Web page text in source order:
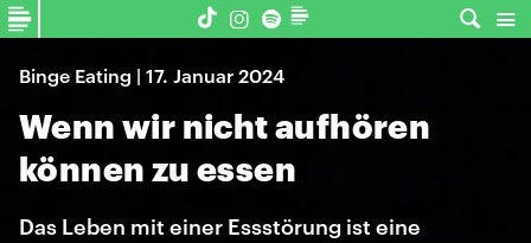
Binge Eating | 17. Januar 2024
Wenn wir nicht aufhören
können zu essen
Das Leben mit einer Essstörung ist eine